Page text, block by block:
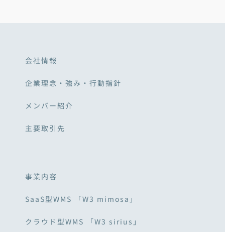
会社情報
企業理念・強み・行動指針
メンバー紹介
主要取引先
事業内容
SaaS型WMS 「W3 mimosa」
クラウド型WMS 「W3 sirius」